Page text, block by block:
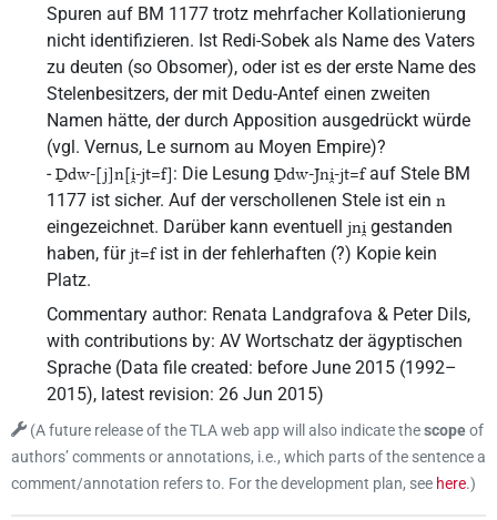
Spuren auf BM 1177 trotz mehrfacher Kollationierung
nicht identifizieren. Ist Redi-Sobek als Name des Vaters
zu deuten (so Obsomer), oder ist es der erste Name des
Stelenbesitzers, der mit Dedu-Antef einen zweiten
Namen hätte, der durch Apposition ausgedrückt würde
(vgl. Vernus, Le surnom au Moyen Empire)?
-Ḏdw-[j]n[i̯-jt=f]: Die Lesung Ḏdw-Jni̯-jt=fauf Stele BM
1177 ist sicher. Auf der verschollenen Stele ist ein n
eingezeichnet. Darüber kann eventuell jni̯ gestanden
haben, fürjt=fist in der fehlerhaften (?) Kopie kein
Platz.
Commentary author: Renata Landgrafova & Peter Dils,
with contributions by: AV Wortschatz der ägyptischen
Sprache (Data file created: before June 2015 (1992–
2015), latest revision: 26 Jun 2015)
(A future release of the TLA web app will also indicate thescopeof
authors’ comments or annotations, i.e., which parts of the sentence a
comment/annotation refers to. For the development plan, see here.)